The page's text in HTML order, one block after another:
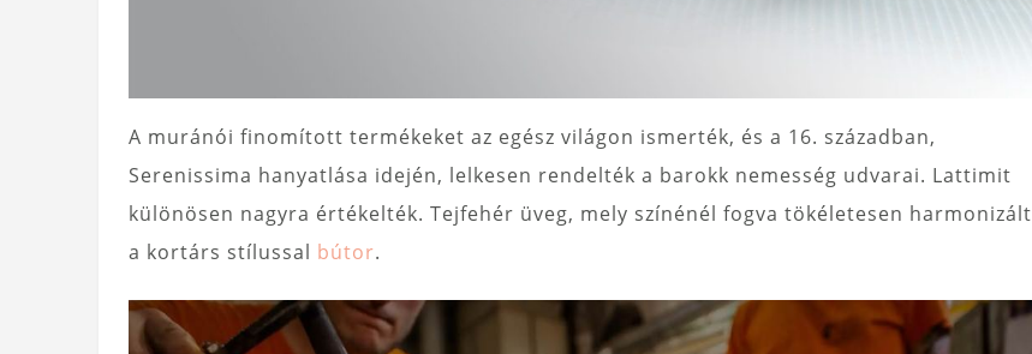
A muránói finomított termékeket az egész világon ismerték, és a 16. században,
Serenissima hanyatlása idején, lelkesen rendelték a barokk nemesség udvarai. Lattimit
különösen nagyra értékelték. Tejfehér üveg, mely színénél fogva tökéletesen harmonizált
a kortárs stílussal bútor.